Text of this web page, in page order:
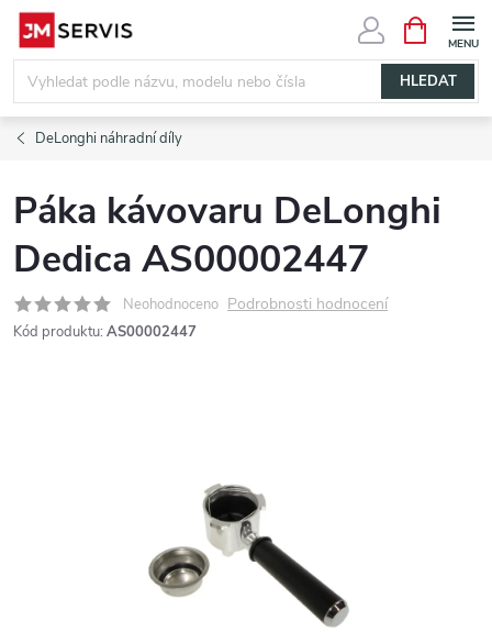
Přejít
obsah
HLEDAT
NÁKUPNÍ
KOŠÍK
DeLonghi náhradní díly
Páka kávovaru DeLonghi
Dedica AS00002447
Neohodnoceno Podrobnosti hodnocení
Kód produktu: AS00002447